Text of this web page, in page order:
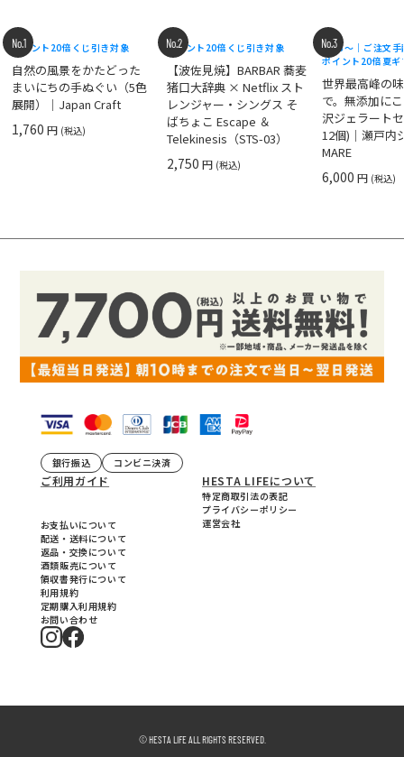
No.1
ポイント20倍 くじ引き対象
自然の風景をかたどった
まいにちの手ぬぐい（5色
展開）｜Japan Craft
1,760円 (税込)
No.2
ポイント20倍 くじ引き対象
【波佐見焼】BARBAR 蕎麦
猪口大辞典 × Netflix スト
レンジャー・シングス そ
ばちょこ Escape ＆
Telekinesis（STS-03）
2,750円 (税込)
No.3
8/18〜｜ご注文手
ポイント20倍 夏
世界最高峰の
で。無添加に
沢ジェラート
12個)｜瀬戸内
MARE
6,000円 (税込)
銀行振込 コンビニ決済
ご利用ガイド
お支払いについて
配送・送料について
返品・交換について
酒類販売について
領収書発行について
利用規約
定期購入利用規約
お問い合わせ
HESTA LIFEについて
特定商取引法の表記
プライバシーポリシー
運営会社
© HESTA LIFE ALL RIGHTS RESERVED.